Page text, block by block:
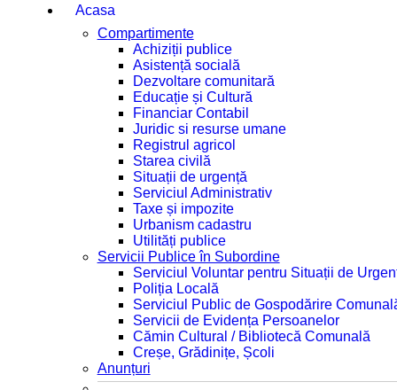
Acasa
Compartimente
Achiziții publice
Asistență socială
Dezvoltare comunitară
Educație și Cultură
Financiar Contabil
Juridic si resurse umane
Registrul agricol
Starea civilă
Situații de urgență
Serviciul Administrativ
Taxe și impozite
Urbanism cadastru
Utilități publice
Servicii Publice în Subordine
Serviciul Voluntar pentru Situații de
Poliția Locală
Serviciul Public de Gospodărire
Servicii de Evidența Persoanelor
Cămin Cultural / Bibliotecă Comunală
Creșe, Grădinițe, Școli
Anunțuri